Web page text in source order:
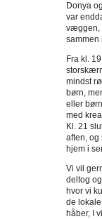
Donya
var
væggen,
sammen
Fra kl.
mindst
børn,
eller
med
Kl. 21
aften,
hjem i
Vi vil
deltog
hvor vi
de
håber, I